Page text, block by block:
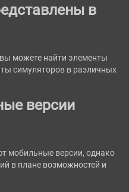
в
можете найти элементы
симуляторов в различных
версии
мобильные версии, однако
в плане возможностей и